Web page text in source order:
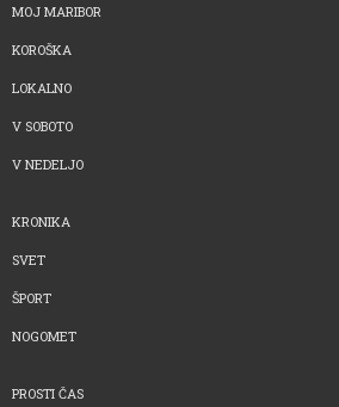
MOJ MARIBOR
KOROŠKA
LOKALNO
V SOBOTO
V NEDELJO
KRONIKA
SVET
ŠPORT
NOGOMET
PROSTI ČAS